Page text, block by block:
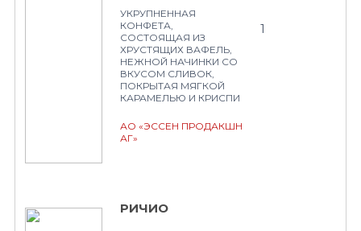
УКРУПНЕННАЯ
КОНФЕТА,
СОСТОЯЩАЯ ИЗ
ХРУСТЯЩИХ ВАФЕЛЬ,
НЕЖНОЙ НАЧИНКИ СО
ВКУСОМ СЛИВОК,
ПОКРЫТАЯ МЯГКОЙ
КАРАМЕЛЬЮ И КРИСПИ
АО «ЭССЕН ПРОДАКШН
АГ»
1
РИЧИО